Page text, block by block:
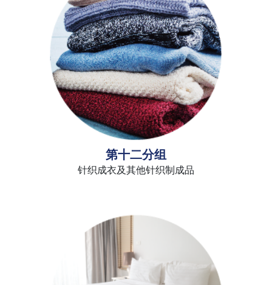
第十二分组
针织成衣及其他针织制成品